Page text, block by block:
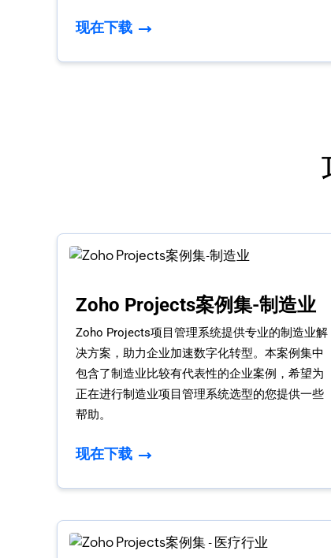
现在下载
Zoho Projects案例集-制造业
Zoho Projects项目管理系统提供专业的制造业解
决方案，助力企业加速数字化转型。本案例集中
包含了制造业比较有代表性的企业案例，希望为
正在进行制造业项目管理系统选型的您提供一些
帮助。
现在下载